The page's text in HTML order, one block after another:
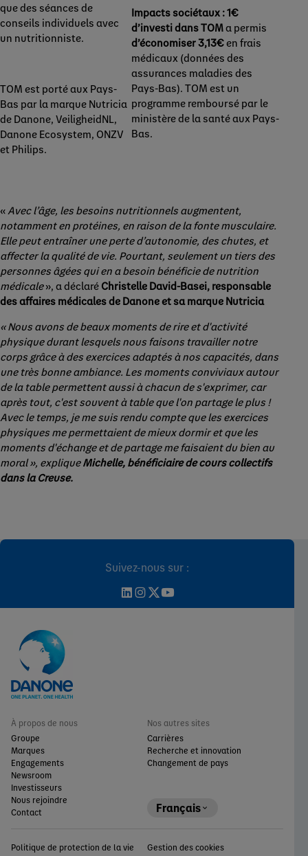
que des séances de
conseils individuels avec
un nutritionniste.
TOM est porté aux Pays-
Bas par la marque Nutricia
de Danone, VeiligheidNL,
Danone Ecosystem, ONZV
et Philips.
Impacts sociétaux : 1€
d’investi dans TOMa permis
d’économiser 3,13€en frais
médicaux (données des
assurances maladies des
Pays-Bas). TOM est un
programme remboursé par le
ministère de la santé aux Pays-
Bas.
«Avec l’âge, les besoins nutritionnels augmentent,
notamment en protéines, en raison de la fonte musculaire.
Elle peut entraîner une perte d’autonomie, des chutes, et
affecter la qualité de vie. Pourtant, seulement un tiers des
personnes âgées qui en a besoin bénéficie de nutrition
médicale», a déclaré Christelle David-Basei, responsable
des affaires médicales de Danone et sa marque Nutricia
« Nous avons de beaux moments de rire et d'activité
physique durant lesquels nous faisons travailler notre
corps grâce à des exercices adaptés à nos capacités, dans
une très bonne ambiance. Les moments conviviaux autour
de la table permettent aussi à chacun de s'exprimer, car
après tout, c'est souvent à table que l'on partage le plus !
Avec le temps, je me suis rendu compte que les exercices
physiques me permettaient de mieux dormir et que les
moments d'échange et de partage me faisaient du bien au
moral », expliqueMichelle, bénéficiaire de cours collectifs
dans la Creuse.
Suivez-nous sur :
À propos de nous
Groupe
Marques
Engagements
Newsroom
Investisseurs
Nous rejoindre
Contact
Nos autres sites
Carrières
Recherche et innovation
Changement de pays
Français
Politique de protection de la vie
Gestion des cookies